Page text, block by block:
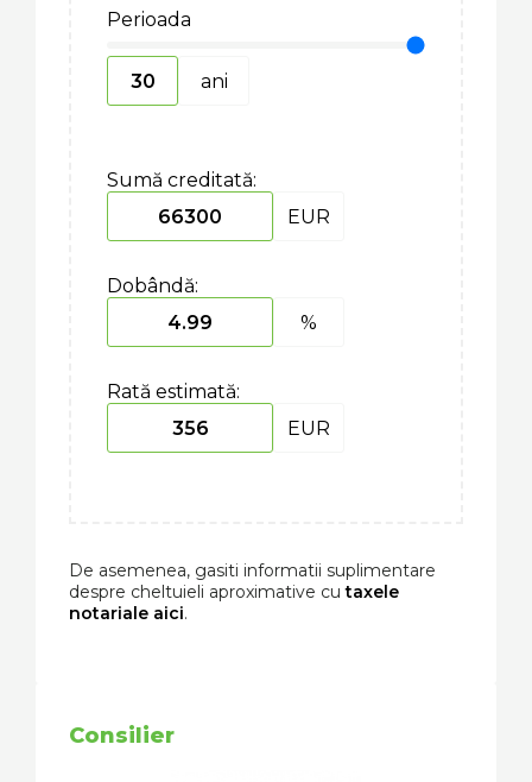
Perioada
ani
Sumă creditată:
EUR
Dobândă:
%
Rată estimată:
EUR
De asemenea, gasiti informatii suplimentare
despre cheltuieli aproximative cutaxele
notariale aici.
Consilier